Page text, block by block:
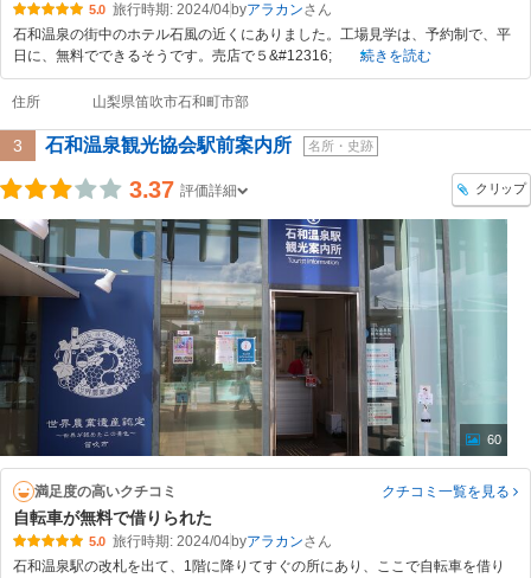
5.0 旅行時期: 2024/04byアラカン
石和温泉の街中のホテル石風の近くにありました。工場見学は、予約制で、平
日に、無料でできるそうです。売店で５&#12316;
続きを読む
住所 山梨県笛吹市石和町市部
3 石和温泉観光協会駅前案内所 名所・史跡
3.37 評価詳細 クリップ
60
満足度の高いクチコミ クチコミ一覧を見る
自転車が無料で借りられた
5.0 旅行時期: 2024/04byアラカン
石和温泉駅の改札を出て、1階に降りてすぐの所にあり、ここで自転車を借り